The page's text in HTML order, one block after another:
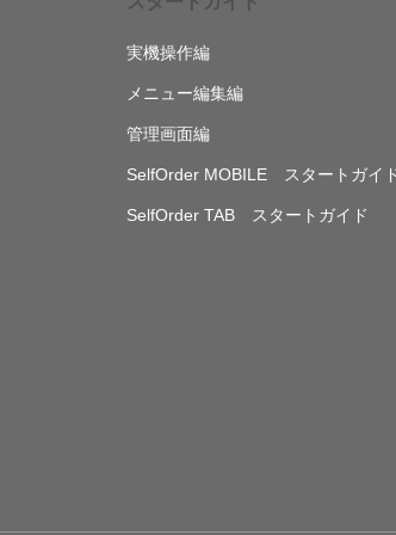
実機操作編
メニュー編集編
管理画面編
SelfOrder MOBILE スタートガイ
SelfOrder TAB スタートガイド